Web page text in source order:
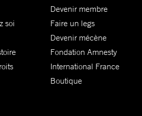
soi
Devenir membre
Faire un legs
Devenir mécène
Fondation Amnesty
International France
Boutique